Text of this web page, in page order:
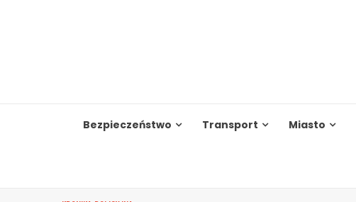
Bezpieczeństwo Transport Miasto